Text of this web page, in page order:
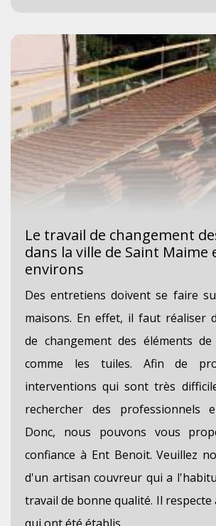
Le travail de changement
dans la ville de Saint Maime
environs
Des entretiens doivent se faire
maisons. En effet, il faut réaliser
de changement des éléments
comme les tuiles. Afin de
interventions qui sont très
rechercher des professionnels
Donc, nous pouvons vous
confiance à Ent Benoit. Veuillez
d'un artisan couvreur qui a
travail de bonne qualité. Il respecte